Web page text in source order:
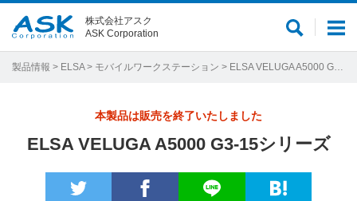
メ
ュ
サ
ト
株式会社アスク
ASK Corporation
製品情報 > ELSA> モバイルワークステーション > ELSA VELUGA A5000 G3-15シリーズ
本製品は販売を終了いたしました
ELSA VELUGA A5000 G3-15シリーズ